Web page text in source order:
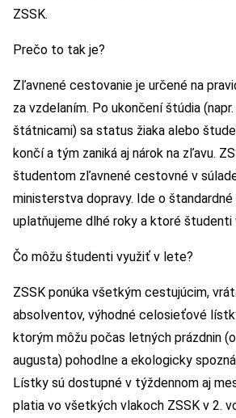
ZSSK.
Prečo to tak je?
Zľavnené cestovanie je určené na
za vzdelaním. Po ukončení štúdia
štátnicami) sa status žiaka alebo
končí a tým zaniká aj nárok na zľavu.
študentom zľavnené cestovné v
ministerstva dopravy. Ide o
uplatňujeme dlhé roky a ktoré študenti
Čo môžu študenti využiť v lete?
ZSSK ponúka všetkým cestujúcim,
absolventov, výhodné celosieťové
ktorým môžu počas letných prázdnin
augusta) pohodlne a ekologicky
Lístky sú dostupné v týždennom aj
platia vo všetkých vlakoch ZSSK v 2.